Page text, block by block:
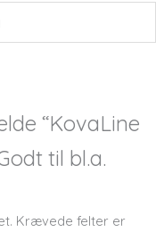
“KovaLine
til bl.a.
Krævede felter er